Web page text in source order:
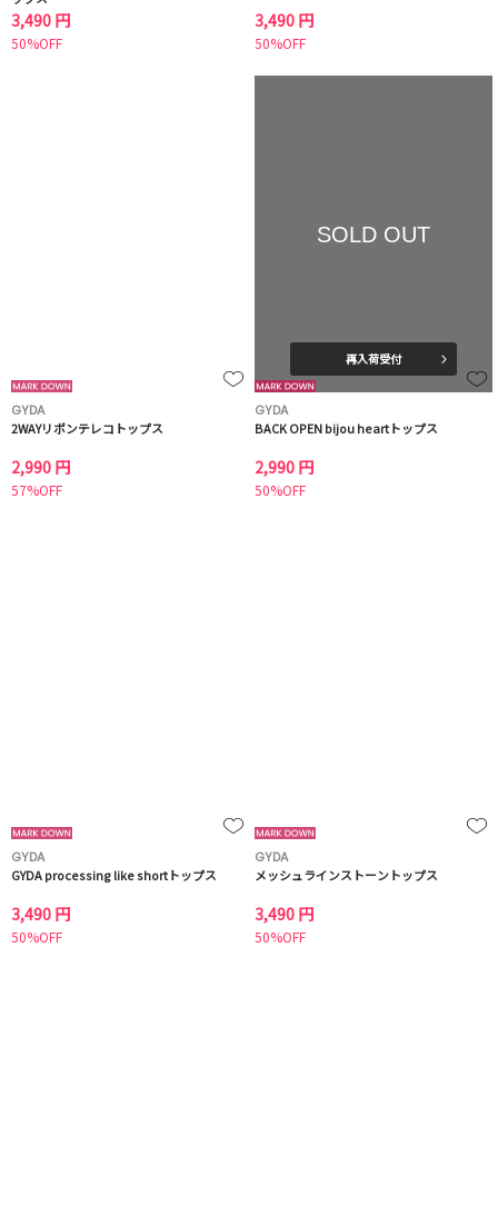
3,490 円
50%OFF
3,490 円
50%OFF
GYDA
2WAYリボンテレコトップス
2,990 円
57%OFF
SOLD OUT
再入荷受付
GYDA
BACK OPEN bijou heartトップス
2,990 円
50%OFF
GYDA
GYDA processing like shortトップス
3,490 円
50%OFF
GYDA
メッシュラインストーントップス
3,490 円
50%OFF